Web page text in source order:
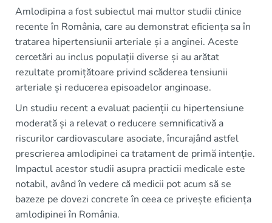
Amlodipina a fost subiectul mai multor studii clinice
recente în România, care au demonstrat eficiența sa în
tratarea hipertensiunii arteriale și a anginei. Aceste
cercetări au inclus populații diverse și au arătat
rezultate promițătoare privind scăderea tensiunii
arteriale și reducerea episoadelor anginoase.
Un studiu recent a evaluat pacienții cu hipertensiune
moderată și a relevat o reducere semnificativă a
riscurilor cardiovasculare asociate, încurajând astfel
prescrierea amlodipinei ca tratament de primă intenție.
Impactul acestor studii asupra practicii medicale este
notabil, având în vedere că medicii pot acum să se
bazeze pe dovezi concrete în ceea ce privește eficiența
amlodipinei în România.